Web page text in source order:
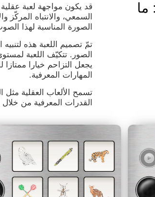
ما
قد يكون مواجهة لعبة
السمعي، والانتباه
الصورة المناسبة لهذا
تمّ تصميم اللعبة هذه
يجعل التزاحم خيارا
المهارات المعرفية.
تسمح الألعاب العقلية مثل
القدرات المعرفية من خلال